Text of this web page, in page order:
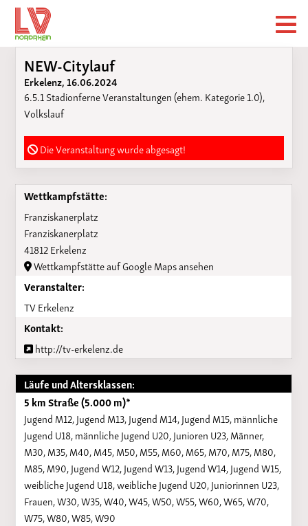
NEW-Citylauf
Erkelenz, 16.06.2024
6.5.1 Stadionferne Veranstaltungen (ehem. Kategorie 1.0),
Volkslauf
Die Veranstaltung wurde abgesagt!
Wettkampfstätte:
Franziskanerplatz
Franziskanerplatz
41812 Erkelenz
Wettkampfstätte auf Google Maps ansehen
Veranstalter:
TV Erkelenz
Kontakt:
http://tv-erkelenz.de
Läufe und Altersklassen:
5 km Straße (5.000 m)*
Jugend M12, Jugend M13, Jugend M14, Jugend M15, männliche
Jugend U18, männliche Jugend U20, Junioren U23, Männer,
M30, M35, M40, M45, M50, M55, M60, M65, M70, M75, M80,
M85, M90, Jugend W12, Jugend W13, Jugend W14, Jugend W15,
weibliche Jugend U18, weibliche Jugend U20, Juniorinnen U23,
Frauen, W30, W35, W40, W45, W50, W55, W60, W65, W70,
W75, W80, W85, W90